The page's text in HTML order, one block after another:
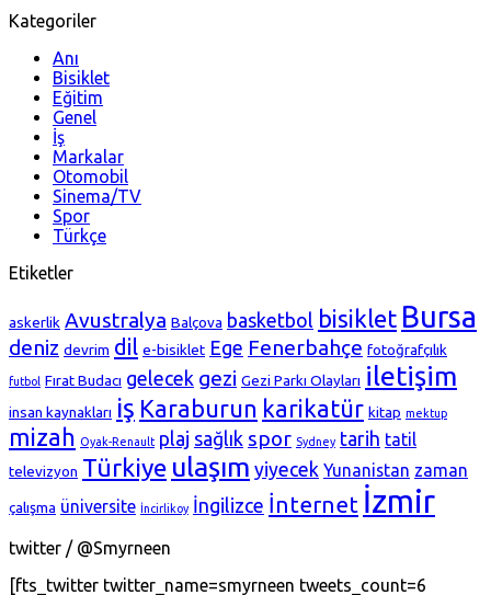
Kategoriler
Anı
Bisiklet
Eğitim
Genel
İş
Markalar
Otomobil
Sinema/TV
Spor
Türkçe
Etiketler
askerlik Avustralya Balçova basketbol bisiklet Bursa
deniz devrim dil e-bisiklet Ege Fenerbahçe fotoğrafçılık
futbol Fırat Budacı gelecek gezi Gezi Parkı Olayları iletişim
insan kaynakları iş Karaburun karikatür kitap mektup
mizah Oyak-Renault plaj sağlık spor Sydney tarih tatil
televizyon Türkiye ulaşım yiyecek Yunanistan zaman
çalışma üniversite İncirlikoy İngilizce İnternet İzmir
twitter / @Smyrneen
[fts_twitter twitter_name=smyrneen tweets_count=6